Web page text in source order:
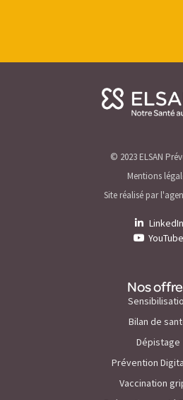
© 2023 ELSAN
Mentions
Site réalisé par
LinkedIn
YouTube
Nos
Bilan de
Dépistage
Prévention
Vaccination